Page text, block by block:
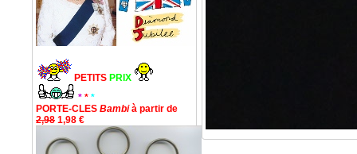
PETITS PRIX
* * *
PORTE-CLES Bambià partir de
2,98 1,98 €